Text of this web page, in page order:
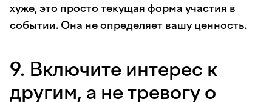
хуже, это просто текущая форма участия в
событии. Она не определяет вашу ценность.
9. Включите интерес к
другим, а не тревогу о